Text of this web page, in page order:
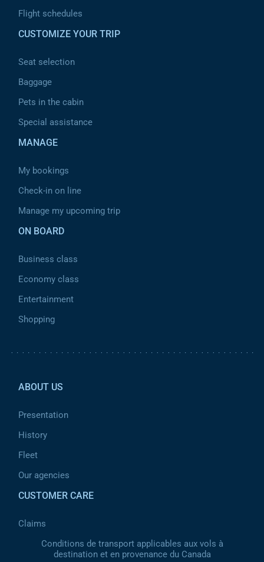
Flight schedules
CUSTOMIZE YOUR TRIP
Seat selection
Baggage
Pets in the cabin
Special assistance
MANAGE
My bookings
Check-in on line
Manage my upcoming trip
ON BOARD
Business class
Economy class
Entertainment
Shopping
ABOUT US
Presentation
History
Fleet
Our agencies
CUSTOMER CARE
Claims
Conditions de transport applicables aux vols à
destination et en provenance du Canada